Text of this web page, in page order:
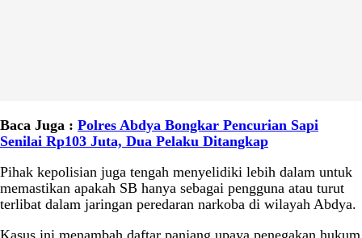
Baca Juga : Polres Abdya Bongkar Pencurian Sapi
Senilai Rp103 Juta, Dua Pelaku Ditangkap
Pihak kepolisian juga tengah menyelidiki lebih dalam untuk
memastikan apakah SB hanya sebagai pengguna atau turut
terlibat dalam jaringan peredaran narkoba di wilayah Abdya.
Kasus ini menambah daftar panjang upaya penegakan hukum